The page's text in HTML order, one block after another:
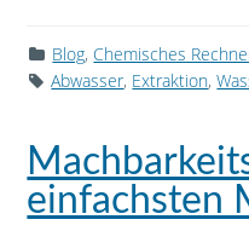
Blog, Chemisches
Abwasser, Extraktion,
einfachsten